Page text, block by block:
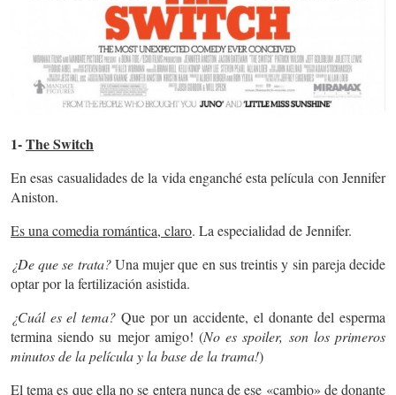
1-The Switch
En esas casualidades de la vida enganché esta película con Jennifer
Aniston.
Es una comedia romántica, claro. La especialidad de Jennifer.
¿De que se trata?Una mujer que en sus treintis y sin pareja decide
optar por la fertilización asistida.
¿Cuál es el tema? Que por un accidente, el donante del esperma
termina siendo su mejor amigo! (No es spoiler, son los primeros
minutos de la película y la base de la trama!)
El tema es que ella no se entera nunca de ese «cambio» de donante